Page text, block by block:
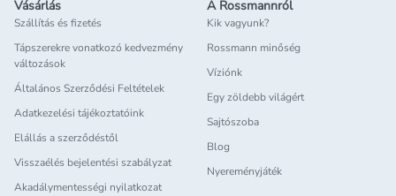
Vásárlás
Szállítás és fizetés
Tápszerekre vonatkozó kedvezmény
változások
Általános Szerződési Feltételek
Adatkezelési tájékoztatóink
Elállás a szerződéstől
Visszaélés bejelentési szabályzat
Akadálymentességi nyilatkozat
A Rossmannról
Kik vagyunk?
Rossmann minőség
Víziónk
Egy zöldebb világért
Sajtószoba
Blog
Nyereményjáték